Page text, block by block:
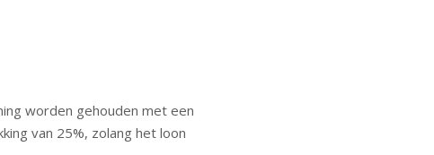
worden gehouden met een
van 25%, zolang het loon